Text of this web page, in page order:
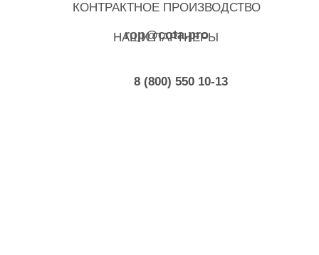
НАШИ ПАРТНЕРЫ
rop@cota.pro
КОНТРАКТНОЕ ПРОИЗВОДСТВО
8 (800) 550 10-13